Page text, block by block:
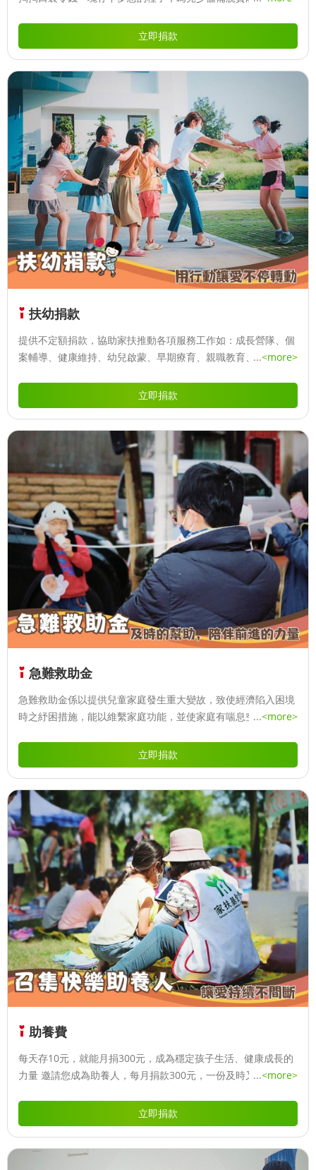
在一步一步穩定的前進中，成就屬於自己的夢想。 撲滿說明 1、
第8 代撲滿共有七款學習造型撲滿，以仰望坐姿象徵看見未來的
手機座功能，增添實用性。 可開立扣抵之捐款收據。
立即捐款
扶幼捐款
提供不定額捐款，協助家扶推動各項服務工作如：成長營隊、個
案輔導、健康維持、幼兒啟蒙、早期療育、親職教育、學習提
...<more>
立即捐款
急難救助金
急難救助金係以提供兒童家庭發生重大變故，致使經濟陷入困境
時之紓困措施，能以維繫家庭功能，並使家庭有喘息空間。急難
速度給予遭逢變故家庭及時的協助，讓急難之家庭或個人儘速度
過難關。
...<more>
立即捐款
助養費
每天存10元，就能月捐300元，成為穩定孩子生活、健康成長的
力量 邀請您成為助養人，每月捐款300元，一份及時又重要的助
...<more>
立即捐款